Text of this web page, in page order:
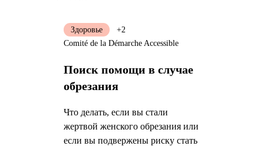
Поиск помощи в случае
обрезания
Что делать, если вы стали
жертвой женского обрезания или
если вы подвержены риску стать
Здоровье
+2
Comité de la Démarche Accessible